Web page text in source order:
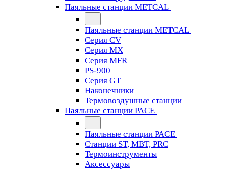
Паяльные станции METCAL
Паяльные станции METCAL
Серия CV
Серия MX
Серия MFR
PS-900
Серия GT
Наконечники
Термовоздушные станции
Паяльные станции PACE
Паяльные станции PACE
Станции ST, MBT, PRC
Термоинструменты
Аксессуары